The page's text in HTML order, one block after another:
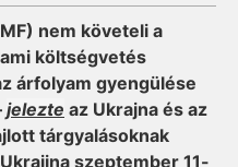
nem követeli a
költségvetés
árfolyam gyengülése
jelezte az Ukrajna és az
tárgyalásoknak
szeptember 11-